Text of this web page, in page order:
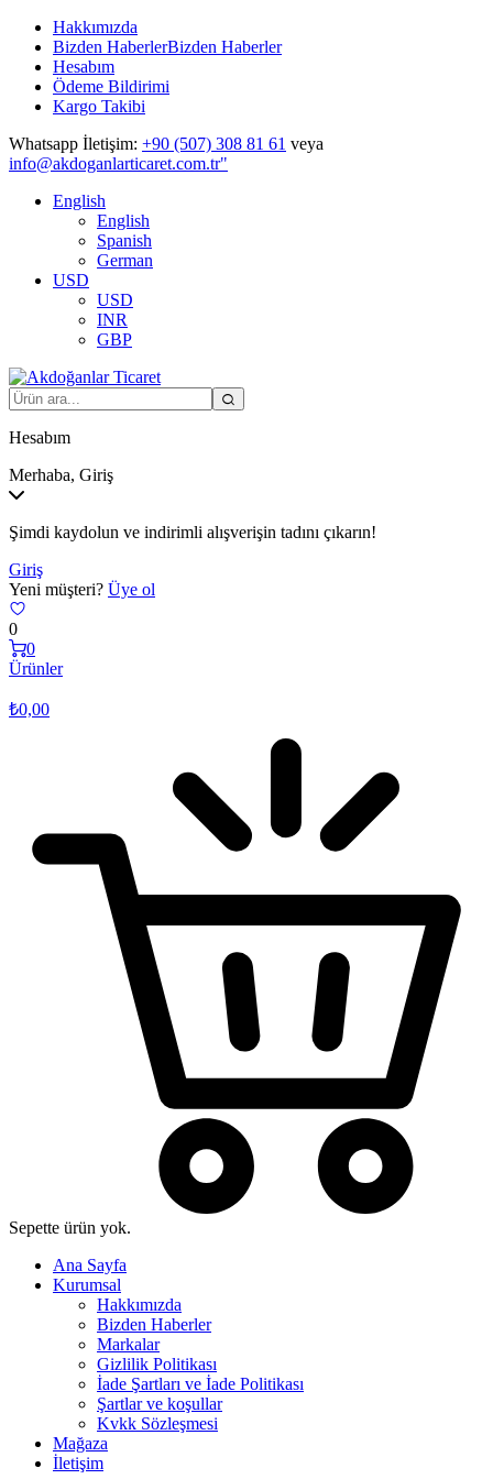
Hakkımızda
Bizden HaberlerBizden Haberler
Hesabım
Ödeme Bildirimi
Kargo Takibi
Whatsapp İletişim: +90 (507) 308 81 61 veya
info@akdoganlarticaret.com.tr"
English
English
Spanish
German
USD
USD
INR
GBP
Hesabım
Merhaba, Giriş
Şimdi kaydolun ve indirimli alışverişin tadını çıkarın!
Giriş
Yeni müşteri? Üye ol
0
0
Ürünler
₺0,00
Sepette ürün yok.
Ana Sayfa
Kurumsal
Hakkımızda
Bizden Haberler
Markalar
Gizlilik Politikası
İade Şartları ve İade Politikası
Şartlar ve koşullar
Kvkk Sözleşmesi
Mağaza
İletişim